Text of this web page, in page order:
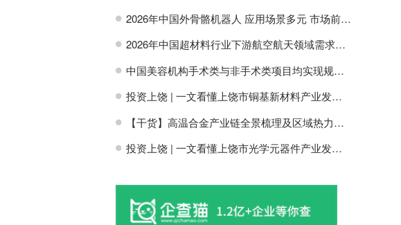
H 2026年中国外骨骼机器人 应用场景多元 市场前景广阔【组图】
H 2026年中国超材料行业下游航空航天领域需求分析【组图】
H 中国美容机构手术类与非手术类项目均实现规模增长【组图】
H 投资上饶 | 一文看懂上饶市铜基新材料产业发展现状与投资机会前瞻
H 【干货】高温合金产业链全景梳理及区域热力地图
H 投资上饶 | 一文看懂上饶市光学元器件产业发展现状与投资机会前瞻